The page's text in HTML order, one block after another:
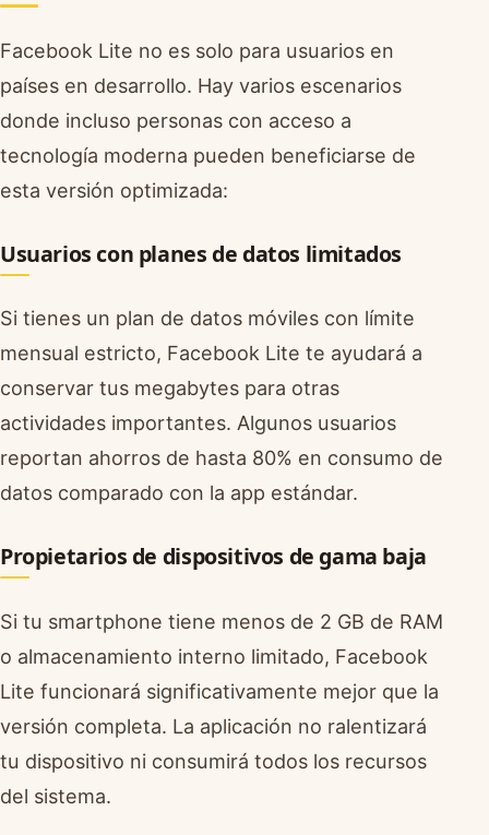
Facebook Lite no es solo para usuarios en
países en desarrollo. Hay varios escenarios
donde incluso personas con acceso a
tecnología moderna pueden beneficiarse de
esta versión optimizada:
Usuarios con planes de datos limitados
Si tienes un plan de datos móviles con límite
mensual estricto, Facebook Lite te ayudará a
conservar tus megabytes para otras
actividades importantes. Algunos usuarios
reportan ahorros de hasta 80% en consumo de
datos comparado con la app estándar.
Propietarios de dispositivos de gama baja
Si tu smartphone tiene menos de 2 GB de RAM
o almacenamiento interno limitado, Facebook
Lite funcionará significativamente mejor que la
versión completa. La aplicación no ralentizará
tu dispositivo ni consumirá todos los recursos
del sistema.